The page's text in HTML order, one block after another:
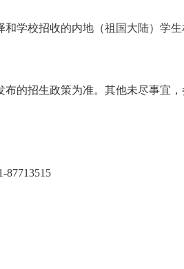
学校招收的内地（祖国大陆）学
的招生政策为准。其他未尽事宜
87713515